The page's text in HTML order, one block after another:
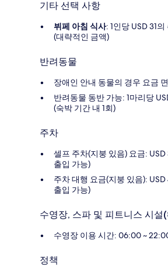
기타 선택 사항
뷔페 아침 식사: 1인당 USD 31
(대략적인 금액)
반려동물
장애인 안내 동물의 경우 요금
반려동물 동반 가능: 1마리당
(숙박 기간 내 1회)
주차
셀프 주차(지붕 있음) 요금:
출입 가능)
주차 대행 요금(지붕 있음):
출입 가능)
수영장, 스파 및 피트니스 시설
수영장 이용 시간: 06:00 ~
정책